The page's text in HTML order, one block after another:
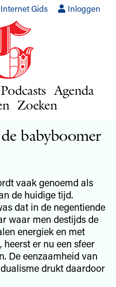
Gids Inloggen
Podcasts Agenda
Zoeken
babyboomer
vaak genoemd als
de huidige tijd.
dat in de negentiende
waar men destijds de
energiek en met
er nu een sfeer
De eenzaamheid van
drukt daardoor